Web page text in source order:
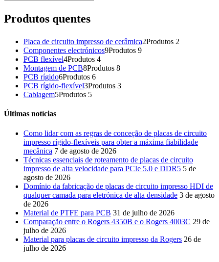
Produtos quentes
Placa de circuito impresso de cerâmica2Produtos 2
Componentes electrónicos9Produtos 9
PCB flexível4Produtos 4
Montagem de PCB8Produtos 8
PCB rígido6Produtos 6
PCB rígido-flexível3Produtos 3
Cablagem5Produtos 5
Últimas notícias
Como lidar com as regras de conceção de placas de circuito
impresso rígido-flexíveis para obter a máxima fiabilidade
mecânica 7 de agosto de 2026
Técnicas essenciais de roteamento de placas de circuito
impresso de alta velocidade para PCIe 5.0 e DDR5 5 de
agosto de 2026
Domínio da fabricação de placas de circuito impresso HDI de
qualquer camada para eletrónica de alta densidade 3 de agosto
de 2026
Material de PTFE para PCB 31 de julho de 2026
Comparação entre o Rogers 4350B e o Rogers 4003C 29 de
julho de 2026
Material para placas de circuito impresso da Rogers 26 de
julho de 2026